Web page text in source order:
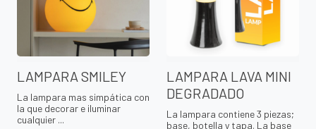
LAMPARA SMILEY
La lampara mas simpática con
la que decorar e iluminar
cualquier ...
LAMPARA LAVA MINI
DEGRADADO
La lampara contiene 3 piezas;
base, botella y tapa. La base